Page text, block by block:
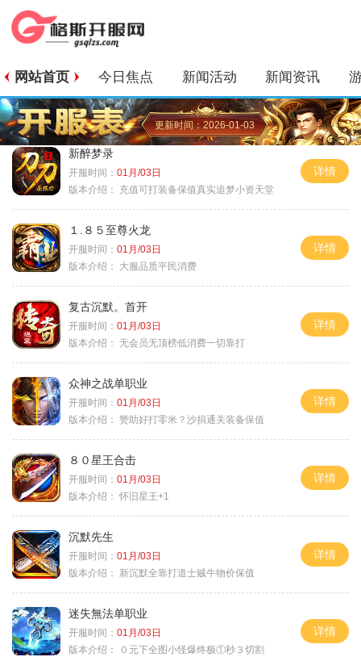
网站首页 今日焦点 新闻活动 新闻资讯
更新时间：2026-01-03
新醉梦录
开服时间： 01月/03日
版本介绍：
充值可打装备保值真实追梦小资天堂
详情
１.８５至尊火龙
开服时间： 01月/03日
版本介绍：
大服品质平民消费
详情
复古沉默。首开
开服时间： 01月/03日
版本介绍： 无会员无顶榜低消费一切靠打
详情
众神之战单职业
开服时间： 01月/03日
版本介绍： 赞助好打零米？沙捐通关装备保值
详情
８０星王合击
开服时间： 01月/03日
版本介绍： 怀旧星王+1
详情
沉默先生
开服时间： 01月/03日
版本介绍：
新沉默全靠打道士贼牛物价保值
详情
迷失無法单职业
开服时间： 01月/03日
版本介绍：
０元下全图小怪爆终极①秒３切割
详情